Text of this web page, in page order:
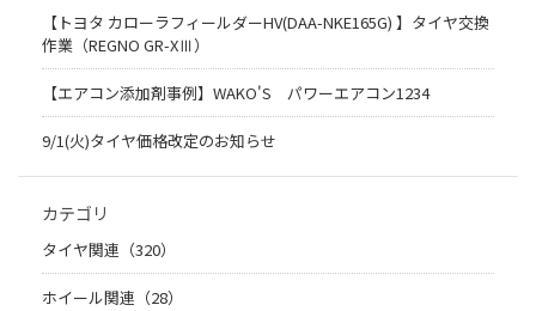
【トヨタ カローラフィールダーHV(DAA-NKE165G) 】タイヤ交換
作業（REGNO GR-XⅢ）
【エアコン添加剤事例】WAKO'S パワーエアコン1234
9/1(火)タイヤ価格改定のお知らせ
カテゴリ
タイヤ関連（320）
ホイール関連（28）